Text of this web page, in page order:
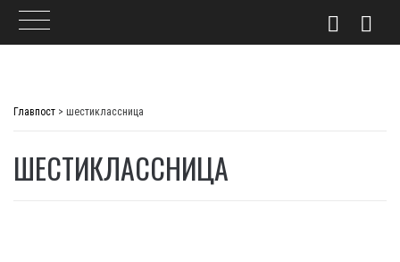
Главпост > шестиклассница
ШЕСТИКЛАССНИЦА